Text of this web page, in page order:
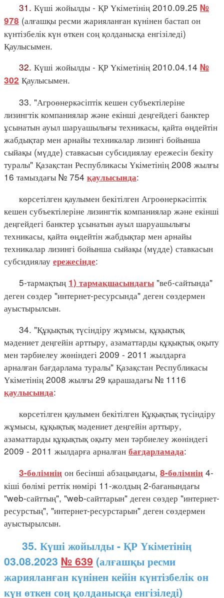
31. Күші жойылды - ҚР Үкіметінің 2010.09.25 №
978 (алғашқы ресми жарияланған күнінен бастап он
күнтізбелік күн өткен соң қолданысқа енгізіледі)
Қаулысымен.
32. Күші жойылды - ҚР Үкіметінің 2010.04.14 №
302 Қаулысымен.
33. "Агроөнеркәсіптік кешен субъектілеріне
лизингтік компаниялар және екінші деңгейдегі банктер
ұсынатын ауыл шаруашылығы техникасы, қайта өңдейтін
жабдықтар мен арнайы техникалар лизингі бойынша
сыйақы (мүдде) ставкасын субсидиялау ережесін бекіту
туралы" Қазақстан Республикасы Үкіметінің 2008 жылғы
16 тамыздағы № 754 қаулысында:
көрсетілген қаулымен бекітілген Агроөнеркәсіптік
кешен субъектілеріне лизингтік компаниялар және екінші
деңгейдегі банктер ұсынатын ауыл шаруашылығы
техникасы, қайта өңдейтін жабдықтар мен арнайы
техникалар лизингі бойынша сыйақы (мүдде) ставкасын
субсидиялау ережесінде:
5-тармақтың 1) тармақшасындағы "веб-сайтында"
деген сөздер "интернет-ресурсында" деген сөздермен
ауыстырылсын.
34. "Құқықтық түсіндіру жұмысы, құқықтық
мәдениет деңгейін арттыру, азаматтарды құқықтық оқыту
мен тәрбиелеу жөніндегі 2009 - 2011 жылдарға
арналған бағдарлама туралы" Қазақстан Республикасы
Үкіметінің 2008 жылғы 29 қарашадағы № 1116
қаулысында:
көрсетілген қаулымен бекітілген Құқықтық түсіндіру
жұмысы, құқықтық мәдениет деңгейін арттыру,
азаматтарды құқықтық оқыту мен тәрбиелеу жөніндегі
2009 - 2011 жылдарға арналған бағдарламада:
3-бөлімнің он бесінші абзацындағы, 8-бөлімнің 4-
кіші бөлімі реттік нөмірі 11-жолдың 2-бағанындағы
"web-сайттың", "web-сайттарын" деген сөздер "интернет-
ресурстың", "интернет-ресурстарын" деген сөздермен
ауыстырылсын.
35. Күші жойылды - ҚР Үкіметінің
03.08.2023 № 639 (алғашқы ресми
жарияланған күнінен кейін күнтізбелік он
күн өткен соң қолданысқа енгізіледі)